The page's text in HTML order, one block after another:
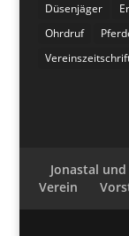
Düsenjäger
Ohrdruf
Jonastal und
Verein